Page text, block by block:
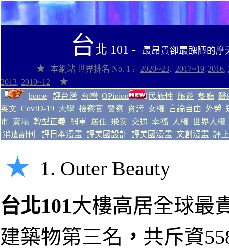
台北 101 - 最昂貴卻最醜陋的摩
★
本網站 世界排名 No. 1 : 2020~23, 2017~19, 2016,
2013, 2010~12 ★
home 評台灣 台灣 OPinion 民族性 旅遊 餐廳 醫
英文 CovID-19 大學 檢察官 警察 貪污 女權 言論自由 外勞
市 賣場 轉型正義 網軍 居住 飛安 交通 幸福 人權 世界人權
消遣副刊
評日本漫畫 評美國設計 評美國漫畫 文創漫畫 評
★ 1. Outer Beauty
台北101大樓高居全球最
建築物第三名 ， 共斥資